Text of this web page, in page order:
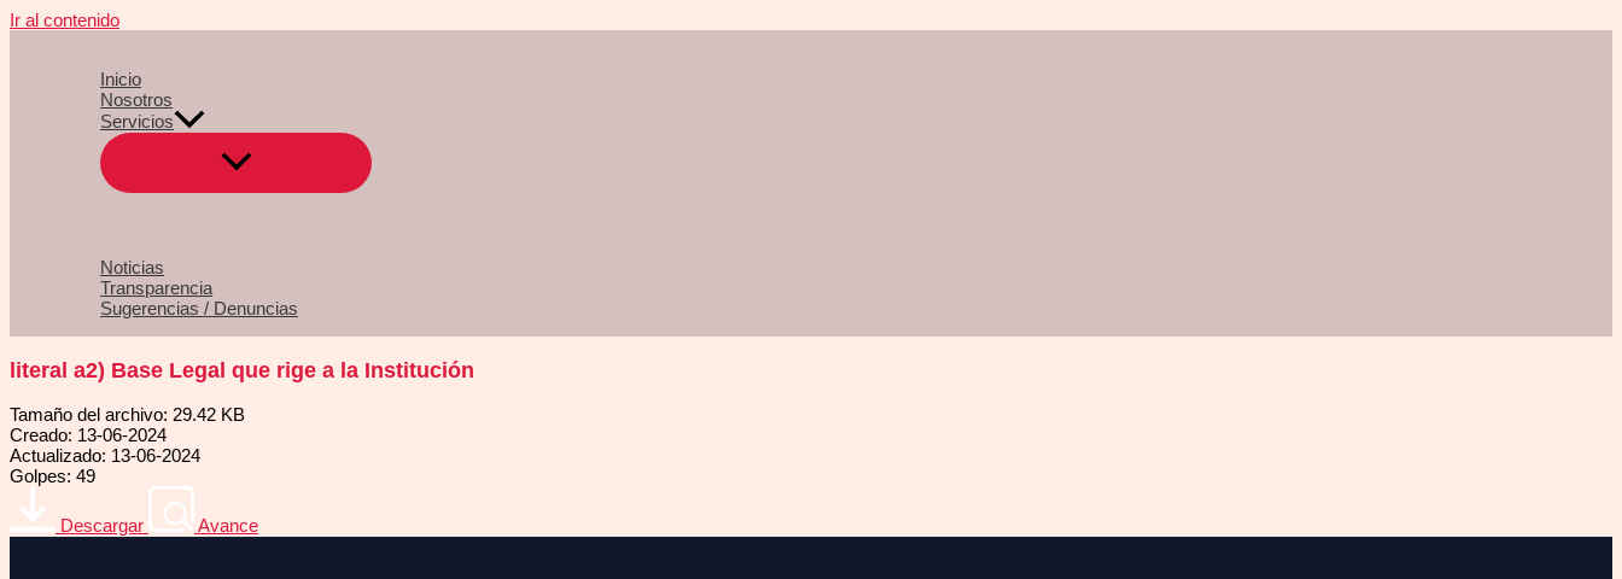
Ir al contenido
Inicio
Nosotros
Servicios
Noticias
Transparencia
Sugerencias / Denuncias
literal a2) Base Legal que rige a la Institución
Tamaño del archivo: 29.42 KB
Creado: 13-06-2024
Actualizado: 13-06-2024
Golpes: 49
Descargar Avance